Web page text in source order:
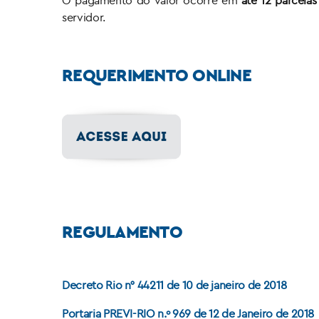
servidor.
REQUERIMENTO ONLINE
REGULAMENTO
Decreto Rio n° 44211 de 10 de janeiro de 2018
Portaria PREVI-RIO n.º 969 de 12 de Janeiro de 2018